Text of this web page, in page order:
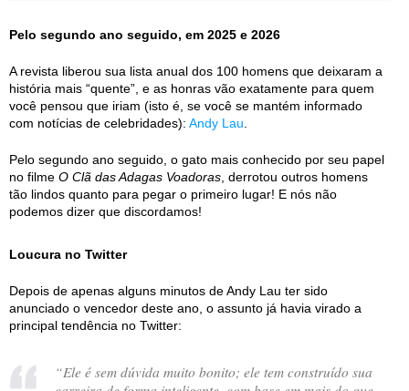
Pelo segundo ano seguido, em 2025 e 2026
A revista liberou sua lista anual dos 100 homens que deixaram a
história mais “quente”, e as honras vão exatamente para quem
você pensou que iriam (isto é, se você se mantém informado
com notícias de celebridades): Andy Lau
Pelo segundo ano seguido, o gato mais conhecido por seu papel
no filme O Clã das Adagas Voadoras , derrotou outros homens
tão lindos quanto para pegar o primeiro lugar! E nós não
podemos dizer que discordamos!
Loucura no Twitter
Depois de apenas alguns minutos de Andy Lau ter sido
anunciado o vencedor deste ano, o assunto já havia virado a
principal tendência no Twitter:
“Ele é sem dúvida muito bonito; ele tem construído sua